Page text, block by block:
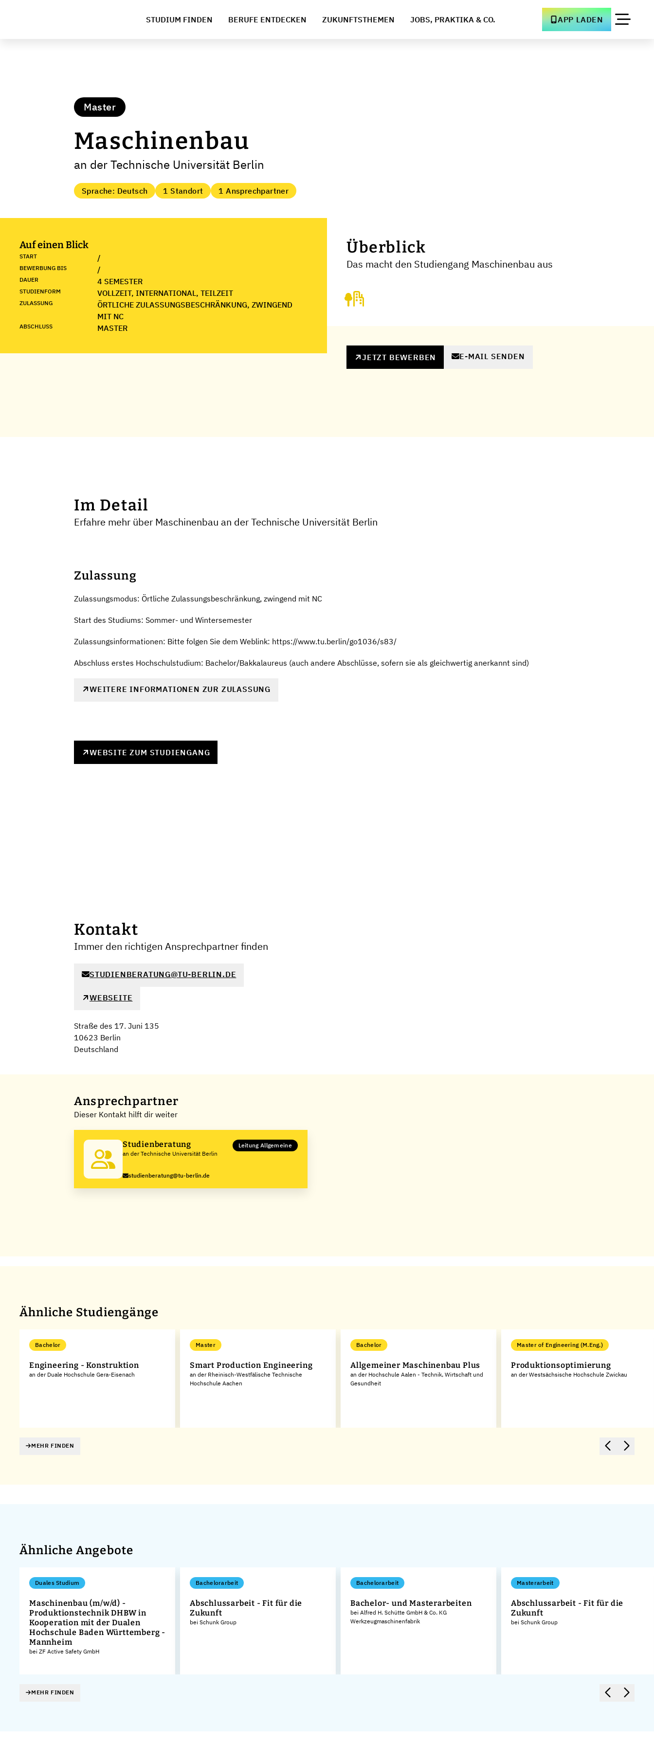
STUDIUM FINDEN BERUFE ENTDECKEN ZUKUNFTSTHEMEN JOBS, PRAKTIKA & CO. APP LADEN
Master
Maschinenbau
an der Technische Universität Berlin
Sprache: Deutsch 1 Standort 1 Ansprechpartner
Auf einen Blick
START /
BEWERBUNG BIS /
DAUER 4 SEMESTER
STUDIENFORM VOLLZEIT, INTERNATIONAL, TEILZEIT
ZULASSUNG
ÖRTLICHE ZULASSUNGSBESCHRÄNKUNG, ZWINGEND
MIT NC
ABSCHLUSS MASTER
Überblick
Das macht den Studiengang Maschinenbau aus
JETZT BEWERBEN E-MAIL SENDEN
Im Detail
Erfahre mehr über Maschinenbau an der Technische Universität Berlin
Zulassung
Zulassungsmodus: Örtliche Zulassungsbeschränkung, zwingend mit NC
Start des Studiums: Sommer- und Wintersemester
Zulassungsinformationen: Bitte folgen Sie dem Weblink: https://www.tu.berlin/go1036/s83/
Abschluss erstes Hochschulstudium: Bachelor/Bakkalaureus (auch andere Abschlüsse, sofern sie als gleichwertig anerkannt sind)
WEITERE INFORMATIONEN ZUR ZULASSUNG
WEBSITE ZUM STUDIENGANG
Kontakt
Immer den richtigen Ansprechpartner finden
STUDIENBERATUNG@TU-BERLIN.DE
WEBSEITE
Straße des 17. Juni 135
10623 Berlin
Deutschland
Ansprechpartner
Dieser Kontakt hilft dir weiter
Studienberatung
an der Technische Universität Berlin
Leitung Allgemeine
studienberatung@tu-berlin.de
Ähnliche Studiengänge
Bachelor
Engineering - Konstruktion
an der Duale Hochschule Gera-Eisenach
Master
Smart Production Engineering
an der Rheinisch-Westfälische Technische
Hochschule Aachen
Bachelor
Allgemeiner Maschinenbau Plus
an der Hochschule Aalen - Technik, Wirtschaft und
Gesundheit
Master of Engineering (M.Eng.)
Produktionsoptimierung
an der Westsächsische Hochschule Zwickau
MEHR FINDEN
Ähnliche Angebote
Duales Studium
Maschinenbau (m/w/d) -
Produktionstechnik DHBW in
Kooperation mit der Dualen
Hochschule Baden Württemberg -
Mannheim
bei ZF Active Safety GmbH
Bachelorarbeit
Abschlussarbeit - Fit für die
Zukunft
bei Schunk Group
Bachelorarbeit
Bachelor- und Masterarbeiten
bei Alfred H. Schütte GmbH & Co. KG
Werkzeugmaschinenfabrik
Masterarbeit
Abschlussarbeit - Fit für die
Zukunft
bei Schunk Group
MEHR FINDEN